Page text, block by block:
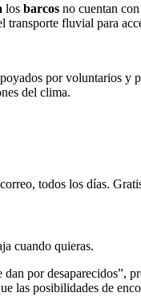
los barcos no cuentan
fluvial para
por voluntarios y
del clima.
todos los días.
cuando quieras.
dan por
las posibilidades de